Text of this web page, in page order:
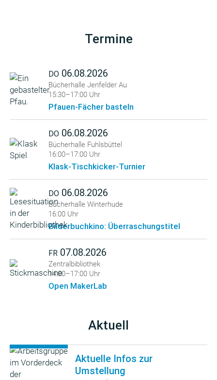
Termine
DO 06.08.2026
Bücherhalle Jenfelder Au
15:30–17:00 Uhr
Pfauen-Fächer basteln
DO 06.08.2026
Bücherhalle Fuhlsbüttel
16:00–17:00 Uhr
Klask-Tischkicker-Turnier
DO 06.08.2026
Bücherhalle Winterhude
16:00 Uhr
Bilderbuchkino: Überraschungstitel
FR 07.08.2026
Zentralbibliothek
14:00–17:00 Uhr
Open MakerLab
Aktuell
Aktuelle Infos zur
Umstellung